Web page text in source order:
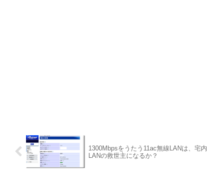
1300Mbpsをうたう11ac無線LANは、宅内
LANの救世主になるか？